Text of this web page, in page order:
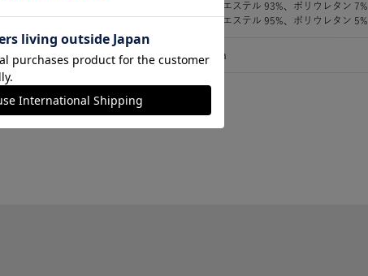
【本体】ポリエステル 93%、ポリウレタン 7%
【裏地】ポリエステル 95%、ポリウレタン 5%
生産国 made in china